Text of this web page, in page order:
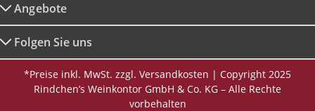
Angebote
Folgen Sie uns
*Preise inkl. MwSt. zzgl. Versandkosten | Copyright 2025
Rindchen’s Weinkontor GmbH & Co. KG – Alle Rechte
vorbehalten